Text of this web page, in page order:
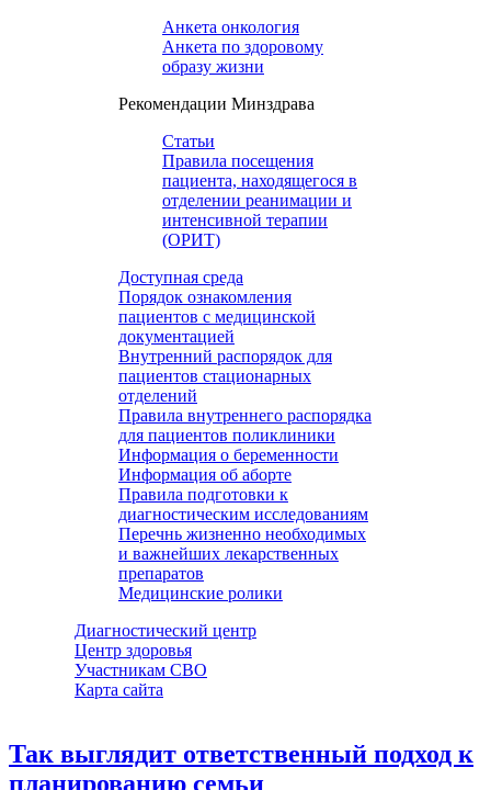
Анкета онкология
Анкета по здоровому
образу жизни
Рекомендации Минздрава
Статьи
Правила посещения
пациента, находящегося в
отделении реанимации и
интенсивной терапии
(ОРИТ)
Доступная среда
Порядок ознакомления
пациентов с медицинской
документацией
Внутренний распорядок для
пациентов стационарных
отделений
Правила внутреннего распорядка
для пациентов поликлиники
Информация о беременности
Информация об аборте
Правила подготовки к
диагностическим исследованиям
Перечнь жизненно необходимых
и важнейших лекарственных
препаратов
Медицинские ролики
Диагностический центр
Центр здоровья
Участникам СВО
Карта сайта
Так выглядит ответственный подход к
планированию семьи